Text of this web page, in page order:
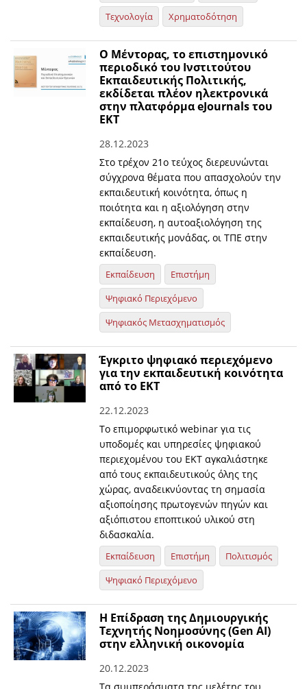
Τεχνολογία
Χρηματοδότηση
O Μέντορας, το επιστημονικό
περιοδικό του Ινστιτούτου
Εκπαιδευτικής Πολιτικής,
εκδίδεται πλέον ηλεκτρονικά
στην πλατφόρμα eJournals του
ΕΚΤ
28.12.2023
Στο τρέχον 21ο τεύχος διερευνώνται
σύγχρονα θέματα που απασχολούν την
εκπαιδευτική κοινότητα, όπως η
ποιότητα και η αξιολόγηση στην
εκπαίδευση, η αυτοαξιολόγηση της
εκπαιδευτικής μονάδας, οι ΤΠΕ στην
εκπαίδευση.
Εκπαίδευση
Επιστήμη
Ψηφιακό Περιεχόμενο
Ψηφιακός Μετασχηματισμός
Έγκριτο ψηφιακό περιεχόμενο
για την εκπαιδευτική κοινότητα
από το ΕΚΤ
22.12.2023
Το επιμορφωτικό webinar για τις
υποδομές και υπηρεσίες ψηφιακού
περιεχομένου του ΕΚΤ αγκαλιάστηκε
από τους εκπαιδευτικούς όλης της
χώρας, αναδεικνύοντας τη σημασία
αξιοποίησης πρωτογενών πηγών και
αξιόπιστου εποπτικού υλικού στη
διδασκαλία.
Εκπαίδευση Επιστήμη
Πολιτισμός
Ψηφιακό Περιεχόμενο
Η Επίδραση της Δημιουργικής
Τεχνητής Νοημοσύνης (Gen AI)
στην ελληνική οικονομία
20.12.2023